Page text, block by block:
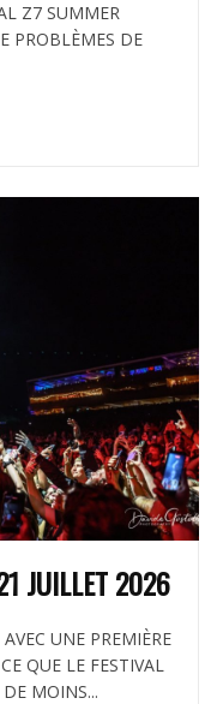
Z7 SUMMER
PROBLÈMES DE
JUILLET 2026
UNE PREMIÈRE
QUE LE FESTIVAL
MOINS...